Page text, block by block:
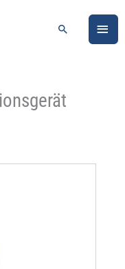
Suchen